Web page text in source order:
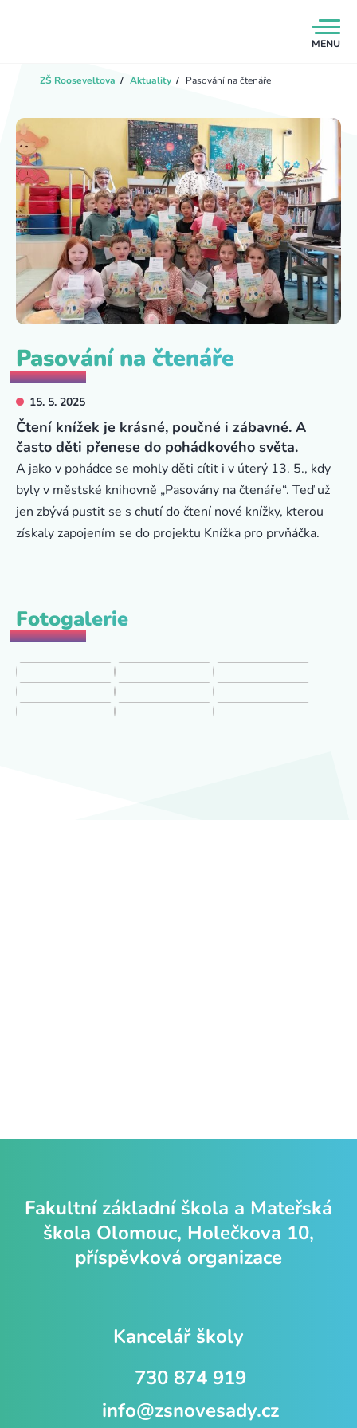
MENU
ZŠ Rooseveltova / Aktuality / Pasování na čtenáře
Pasování na čtenáře
15. 5. 2025
Čtení knížek je krásné, poučné i zábavné. A
často děti přenese do pohádkového světa.
A jako v pohádce se mohly děti cítit i v úterý 13. 5., kdy
byly v městské knihovně „Pasovány na čtenáře“. Teď už
jen zbývá pustit se s chutí do čtení nové knížky, kterou
získaly zapojením se do projektu Knížka pro prvňáčka.
Fotogalerie
Fakultní základní škola a Mateřská
škola Olomouc, Holečkova 10,
příspěvková organizace
Kancelář školy
730 874 919
info@zsnovesady.cz